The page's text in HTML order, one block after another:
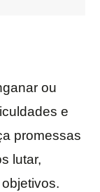
ou
e
promessas
lutar,